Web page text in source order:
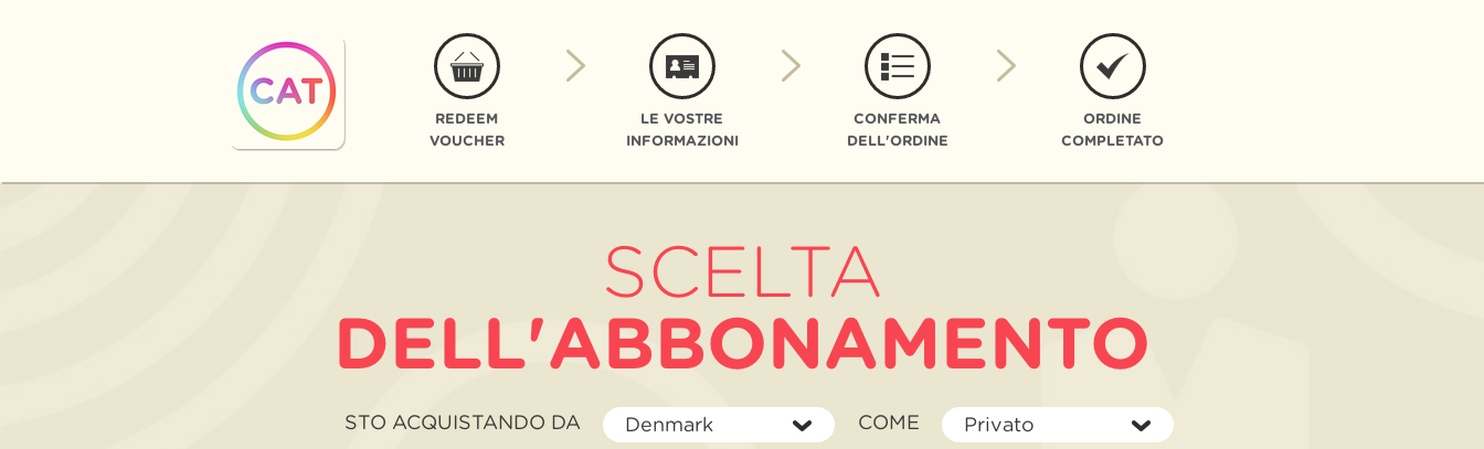
REDEEM
VOUCHER
LE VOSTRE
INFORMAZIONI
CONFERMA
DELL'ORDINE
ORDINE
COMPLETATO
SCELTA
DELL'ABBONAMENTO
STO ACQUISTANDO DA Denmark
STO
ACQUISTANDO
COME Privato
COME